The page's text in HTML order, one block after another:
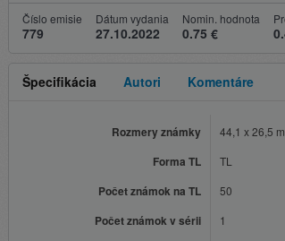
Číslo emisie
779
Dátum vydania
27.10.2022
Nomin. hodnota
0.75 €
Špecifikácia Autori Komentáre
Rozmery známky 44,1 x 26,5
Forma TL TL
Počet známok na TL 50
Počet známok v sérii 1